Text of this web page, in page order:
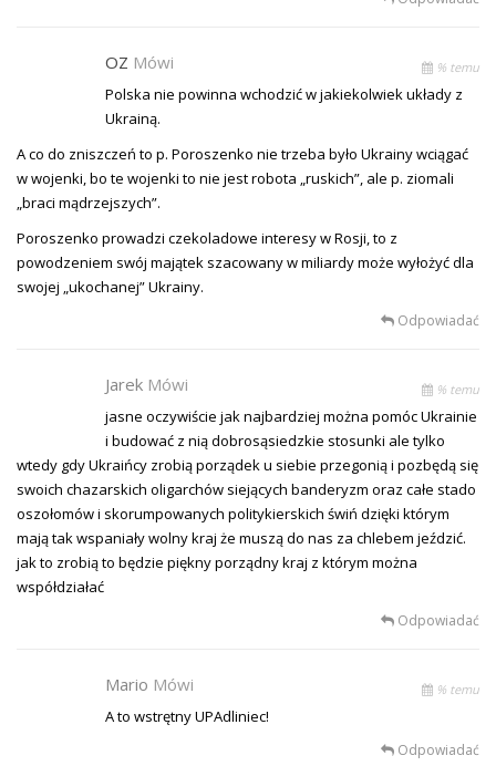
OZ Mówi % temu
Polska nie powinna wchodzić w jakiekolwiek układy z
Ukrainą.
A co do zniszczeń to p. Poroszenko nie trzeba było Ukrainy wciągać
w wojenki, bo te wojenki to nie jest robota „ruskich”, ale p. ziomali
„braci mądrzejszych”.
Poroszenko prowadzi czekoladowe interesy w Rosji, to z
powodzeniem swój majątek szacowany w miliardy może wyłożyć dla
swojej „ukochanej” Ukrainy.
Odpowiadać
Jarek Mówi % temu
jasne oczywiście jak najbardziej można pomóc Ukrainie
i budować z nią dobrosąsiedzkie stosunki ale tylko
wtedy gdy Ukraińcy zrobią porządek u siebie przegonią i pozbędą się
swoich chazarskich oligarchów siejących banderyzm oraz całe stado
oszołomów i skorumpowanych politykierskich świń dzięki którym
mają tak wspaniały wolny kraj że muszą do nas za chlebem jeździć.
jak to zrobią to będzie piękny porządny kraj z którym można
współdziałać
Odpowiadać
Mario Mówi % temu
A to wstrętny UPAdliniec!
Odpowiadać